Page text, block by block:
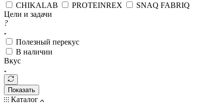
CHIKALAB PROTEINREX
SNAQ FABRIQ
Цели и задачи
?
Полезный перекус
В наличии
Вкус
Показать
Каталог